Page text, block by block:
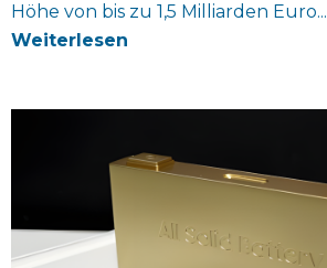
Höhe von bis zu 1,5 Milliarden Euro...
Weiterlesen